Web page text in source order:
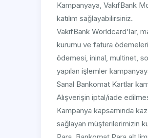
Kampanyaya, VakıfBank
katılım sağlayabilirsiniz.
VakıfBank Worldcard'lar,
kurumu ve fatura
ödemesi, ininal, multinet,
yapılan işlemler
Sanal Bankomat Kartlar
Alışverişin iptal/iade
Kampanya kapsamında
sağlayan müşterilerimizin